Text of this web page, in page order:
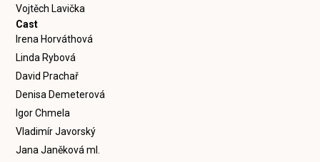
Vojtěch Lavička
Cast
Irena Horváthová
Linda Rybová
David Prachař
Denisa Demeterová
Igor Chmela
Vladimír Javorský
Jana Janěková ml.